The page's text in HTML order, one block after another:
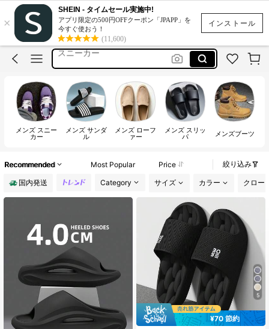
インストール
×
SHEIN - タイムセール実施中!
アプリ限定の500円OFFクーポン「JPAPP」を
今すぐ使おう！
(11,600)
靴
サンダル
スニーカー
スリッパ
サンダル
メンズ スニー
カー
メンズ サンダ
ル
メンズ ローフ
ァー
メンズ スリッ
パ メンズブーツ
Recommended Most Popular Price 絞り込み
国内発送 Category サイズ カラー クロー
5
¥70 節約